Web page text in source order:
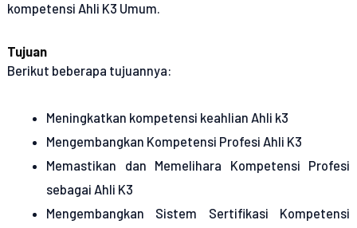
kompetensi Ahli K3 Umum.
Tujuan
Berikut beberapa tujuannya:
Meningkatkan kompetensi keahlian Ahli k3
Mengembangkan Kompetensi Profesi Ahli K3
Memastikan dan Memelihara Kompetensi Profesi
sebagai Ahli K3
Mengembangkan Sistem Sertifikasi Kompetensi